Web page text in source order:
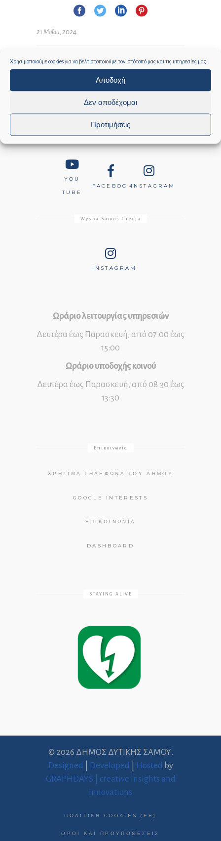
Χρησιμοποιούμε cookies για να βελτιστοποιούμε τον ιστότοπό μας και τις υπηρεσίες μας.
Αποδοχή
Δεν αποδέχομαι
Προτιμήσεις
21 Μαΐου, 2024
Social media
YOU
TUBE
FACEBOOKINSTAGRAM
Wyspa Samos Grecja
INSTAGRAM
Ωράριο λειτουργίας υπηρεσιών
Δευτέρα έως Παρασκευή, από 07:00 έως
15:00
Ωράριο υποδοχής κοινού
Δευτέρα έως Παρασκευή, από 08:30 έως
13:30
Επικοινωνία
ΧΡΉΣΙΜΑ ΤΗΛΈΦΩΝΑ ΤΟΥ ΔΉΜΟΥ
GOOGLE INTERESTS
ΕΠΙΚΟΙΝΩΝΊΑ
DASHBOARD
STAYING ALIVE
© 2026 ΔΗΜΟΣ ΔΥΤΙΚΗΣ ΣΑΜΟΥ.
Designed
Developed Hosted by
GRAPHDAYS | creative insights and
innovations
ΠΟΛΙΤΙΚΉ COOKIES (ΕΕ)
ΌΡΟΙ ΚΑΙ ΠΡΟΫΠΟΘΈΣΕΙΣ